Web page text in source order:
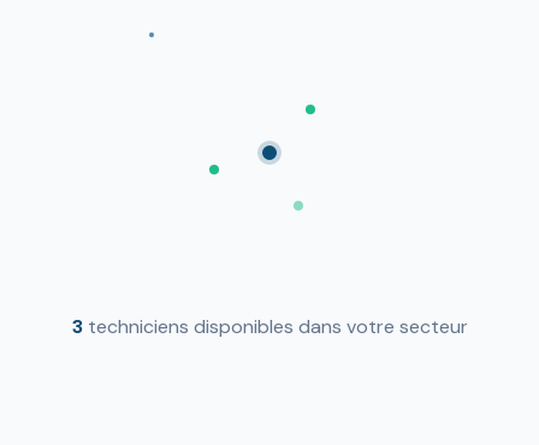
3techniciens disponibles dans votre secteur